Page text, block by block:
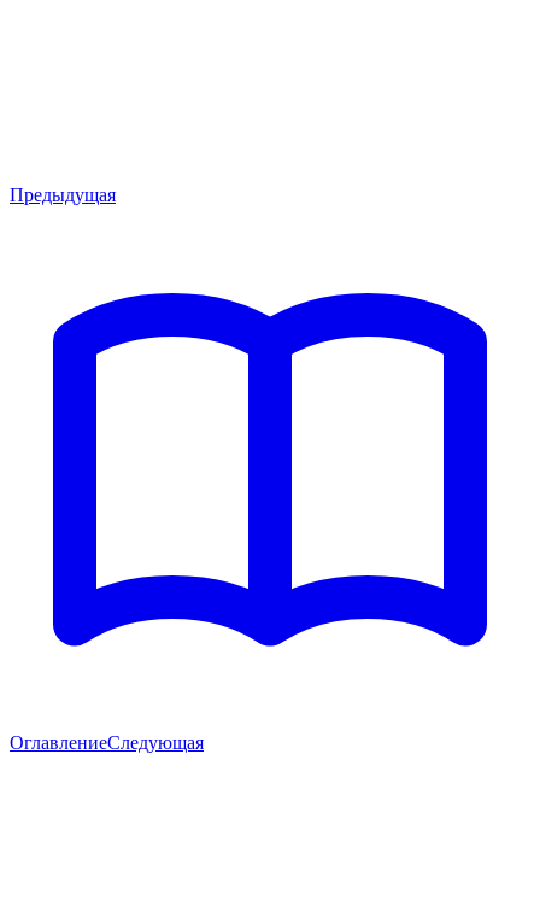
Предыдущая
ОглавлениеСледующая